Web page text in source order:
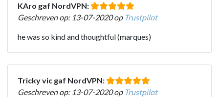
KAro gaf NordVPN:
Geschreven op: 13-07-2020 op Trustpilot
he was so kind and thoughtful (marques)
Tricky vic gaf NordVPN:
Geschreven op: 13-07-2020 op Trustpilot